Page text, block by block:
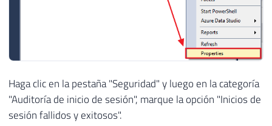
Haga clic en la pestaña "Seguridad" y luego en la categoría
"Auditoría de inicio de sesión", marque la opción "Inicios de
sesión fallidos y exitosos".